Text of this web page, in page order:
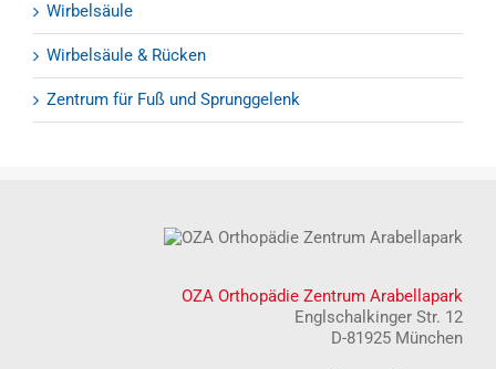
Wirbelsäule
Wirbelsäule & Rücken
Zentrum für Fuß und Sprunggelenk
OZA Orthopädie Zentrum Arabellapark
Englschalkinger Str. 12
D-81925 München